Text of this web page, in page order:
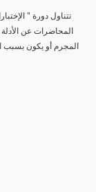
تتناول دورة "
المحاضرات عن الأدلة
المجرم أو يكون بسبب